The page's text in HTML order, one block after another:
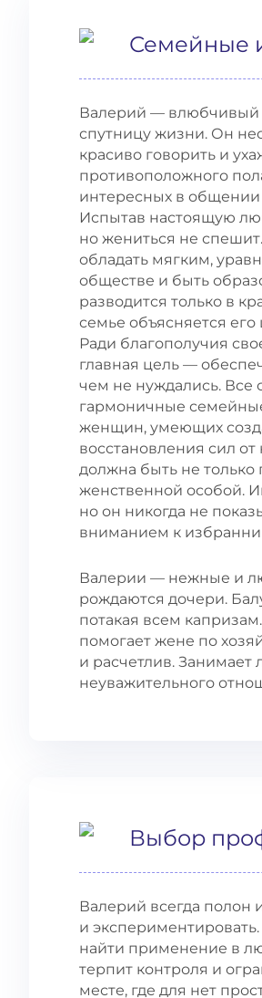
Семейные
Валерий — влюбчивый
спутницу жизни. Он
красиво говорить и
противоположного
интересных в общении
Испытав настоящую
но жениться не
обладать мягким,
обществе и быть
разводится только в
семье объясняется
Ради благополучия
главная цель —
чем не нуждались. Все
гармоничные
женщин, умеющих
восстановления сил
должна быть не
женственной особой.
но он никогда не
вниманием к
Валерии — нежные и
рождаются дочери.
потакая всем
помогает жене по
и расчетлив.
неуважительного
Выбор
Валерий всегда полон
и
найти применение в
терпит контроля и
месте, где для нет